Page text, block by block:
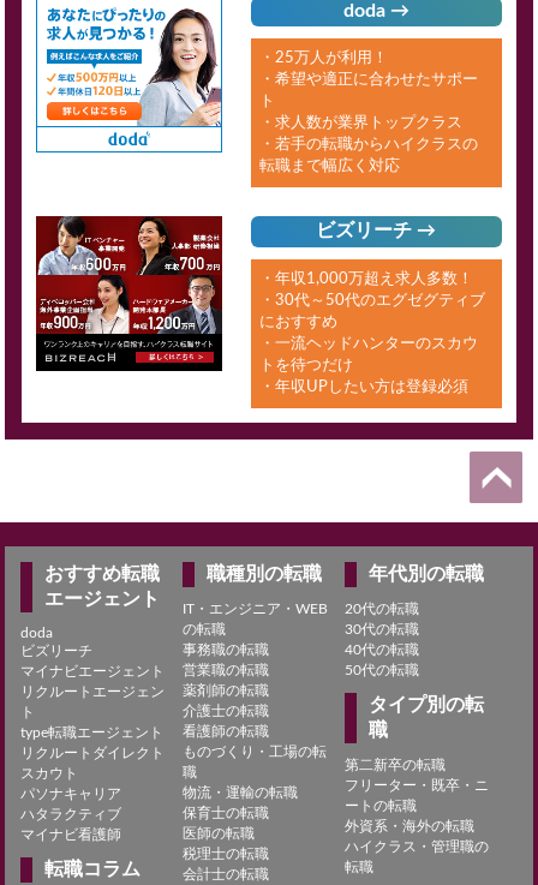
doda →
・25万人が利用！
・希望や適正に合わせたサポー
ト
・求人数が業界トップクラス
・若手の転職からハイクラスの
転職まで幅広く対応
ビズリーチ →
・年収1,000万超え求人多数！
・30代～50代のエグゼグティブ
におすすめ
・一流ヘッドハンターのスカウ
トを待つだけ
・年収UPしたい方は登録必須
おすすめ転職
エージェント
doda
ビズリーチ
マイナビエージェント
リクルートエージェン
ト
type転職エージェント
リクルートダイレクト
スカウト
パソナキャリア
ハタラクティブ
マイナビ看護師
転職コラム
職種別の転職
IT・エンジニア・WEB
の転職
事務職の転職
営業職の転職
薬剤師の転職
介護士の転職
看護師の転職
ものづくり・工場の転
職
物流・運輸の転職
保育士の転職
医師の転職
税理士の転職
会計士の転職
年代別の転職
20代の転職
30代の転職
40代の転職
50代の転職
タイプ別の転
職
第二新卒の転職
フリーター・既卒・ニ
ートの転職
外資系・海外の転職
ハイクラス・管理職の
転職